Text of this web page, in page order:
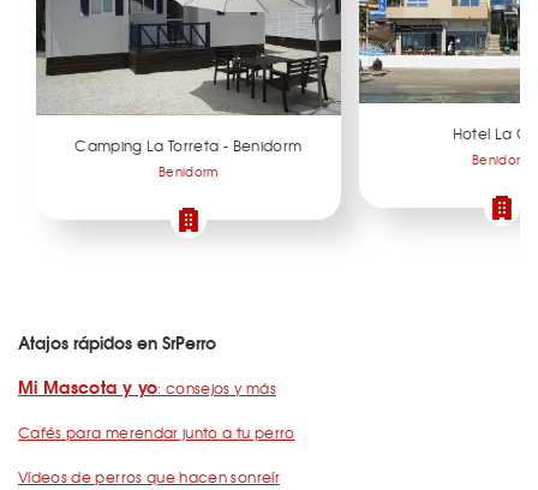
Camping La Torreta - Benidorm
Benidorm
Hotel La
Benidorm
Atajos rápidos en SrPerro
Mi Mascota y yo: consejos y más
Cafés para merendar junto a tu perro
Vídeos de perros que hacen sonreír